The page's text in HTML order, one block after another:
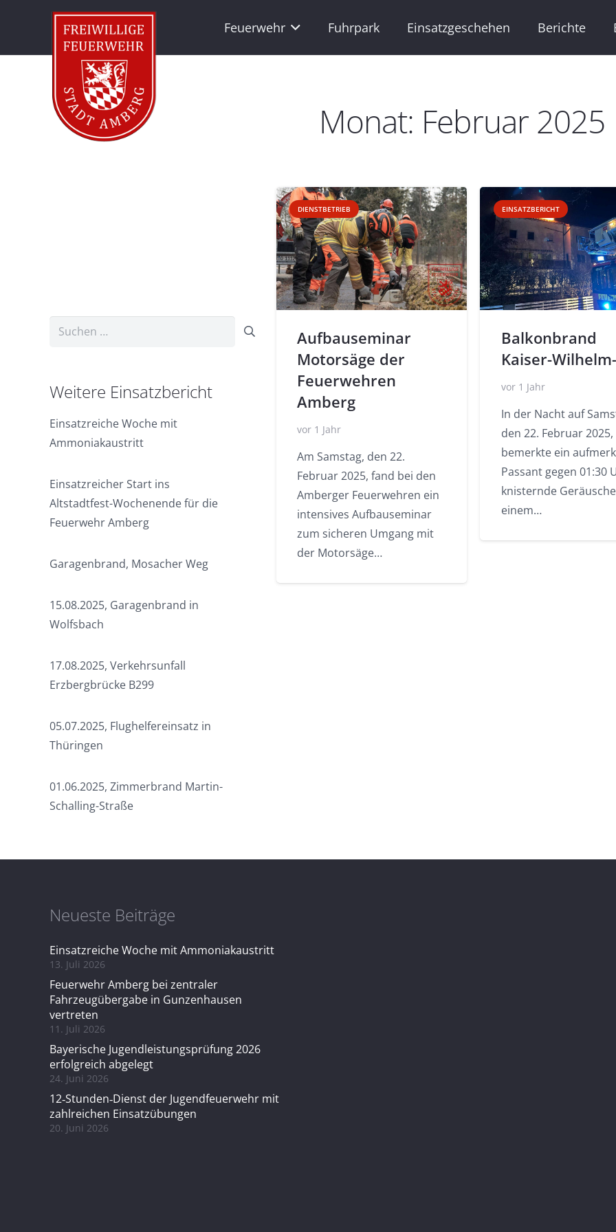
Feuerwehr Fuhrpark Einsatzgeschehen Berichte
Monat: Februar 2025
DIENSTBETRIEB
Aufbauseminar
Motorsäge der
Feuerwehren
Amberg
vor 1 Jahr
Am Samstag, den 22.
Februar 2025, fand bei den
Amberger Feuerwehren ein
intensives Aufbauseminar
zum sicheren Umgang mit
der Motorsäge…
EINSATZBERICHT
Balkonbrand
Kaiser-
vor 1 Jahr
In der Nacht auf
den 22. Februar 2025,
bemerkte ein
Passant gegen 01:30
knisternde
einem…
Suchen
Weitere Einsatzbericht
Einsatzreiche Woche mit
Ammoniakaustritt
Einsatzreicher Start ins
Altstadtfest-Wochenende für die
Feuerwehr Amberg
Garagenbrand, Mosacher Weg
15.08.2025, Garagenbrand in
Wolfsbach
17.08.2025, Verkehrsunfall
Erzbergbrücke B299
05.07.2025, Flughelfereinsatz in
Thüringen
01.06.2025, Zimmerbrand Martin-
Schalling-Straße
Neueste Beiträge
Einsatzreiche Woche mit Ammoniakaustritt
13. Juli 2026
Feuerwehr Amberg bei zentraler
Fahrzeugübergabe in Gunzenhausen
vertreten
11. Juli 2026
Bayerische Jugendleistungsprüfung 2026
erfolgreich abgelegt
24. Juni 2026
12‑Stunden‑Dienst der Jugendfeuerwehr mit
zahlreichen Einsatzübungen
20. Juni 2026